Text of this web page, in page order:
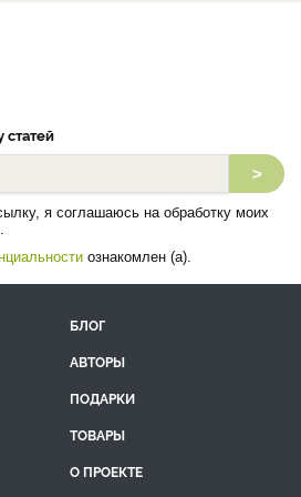
статей
>
я соглашаюсь на обработку моих
ознакомлен (а).
БЛОГ
АВТОРЫ
ПОДАРКИ
ТОВАРЫ
О ПРОЕКТЕ